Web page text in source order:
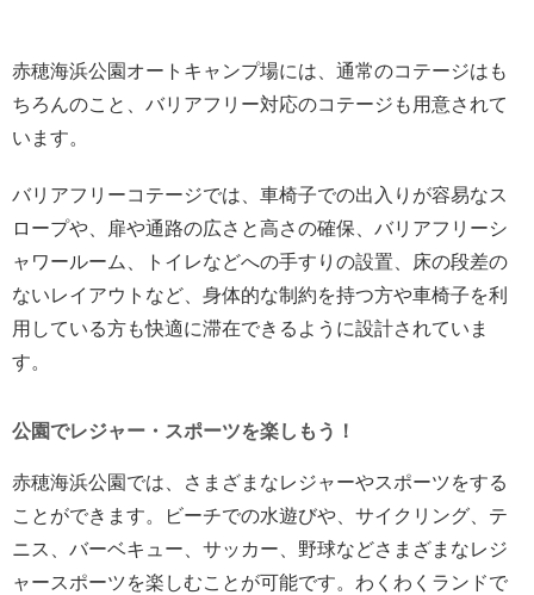
赤穂海浜公園オートキャンプ場には、通常のコテージはも
ちろんのこと、バリアフリー対応のコテージも用意されて
います。
バリアフリーコテージでは、車椅子での出入りが容易なス
ロープや、扉や通路の広さと高さの確保、バリアフリーシ
ャワールーム、トイレなどへの手すりの設置、床の段差の
ないレイアウトなど、身体的な制約を持つ方や車椅子を利
用している方も快適に滞在できるように設計されていま
す。
公園でレジャー・スポーツを楽しもう！
赤穂海浜公園では、さまざまなレジャーやスポーツをする
ことができます。ビーチでの水遊びや、サイクリング、テ
ニス、バーベキュー、サッカー、野球などさまざまなレジ
ャースポーツを楽しむことが可能です。わくわくランドで